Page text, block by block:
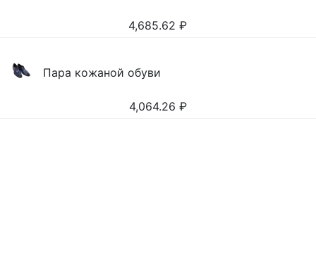
4,685.62 ₽
Пара кожаной обуви
4,064.26 ₽